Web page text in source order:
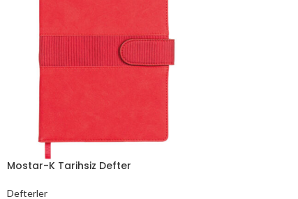
Mostar-K Tarihsiz Defter
Defterler